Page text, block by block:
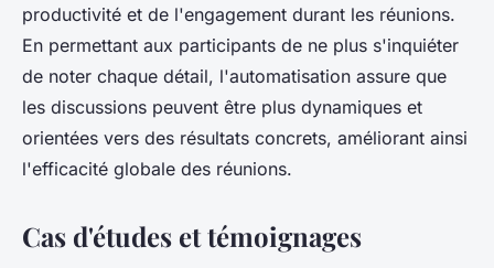
productivité et de l'engagement durant les réunions.
En permettant aux participants de ne plus s'inquiéter
de noter chaque détail, l'automatisation assure que
les discussions peuvent être plus dynamiques et
orientées vers des résultats concrets, améliorant ainsi
l'efficacité globale des réunions.
Cas d'études et témoignages